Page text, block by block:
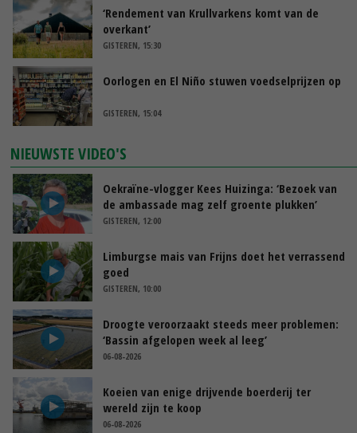
‘Rendement van Krullvarkens komt van de
overkant’
GISTEREN, 15:30
Oorlogen en El Niño stuwen voedselprijzen op
GISTEREN, 15:04
NIEUWSTE VIDEO'S
Oekraïne-vlogger Kees Huizinga: ‘Bezoek van
de ambassade mag zelf groente plukken’
GISTEREN, 12:00
Limburgse mais van Frijns doet het verrassend
goed
GISTEREN, 10:00
Droogte veroorzaakt steeds meer problemen:
‘Bassin afgelopen week al leeg’
06-08-2026
Koeien van enige drijvende boerderij ter
wereld zijn te koop
06-08-2026